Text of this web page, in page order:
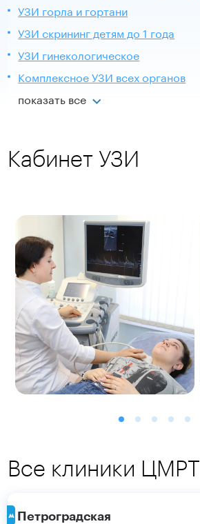
УЗИ горла и гортани
УЗИ скрининг детям до 1 года
УЗИ гинекологическое
Комплексное УЗИ всех органов
показать все
Кабинет УЗИ
Все клиники ЦМРТ
Петроградская